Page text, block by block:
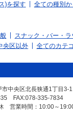
)を探す 全ての種別
スナック・バー・
央区以外 全てのカテ
中央区北長狭通1丁目3-
FAX:078-335-7834
営業時間：10:00～